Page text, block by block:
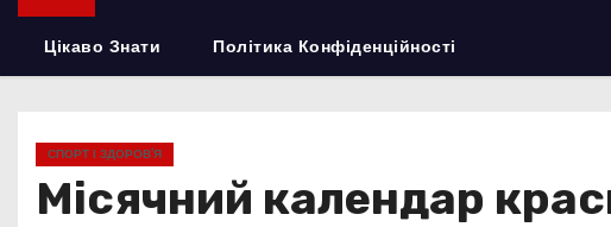
Цікаво Знати Політика Конфіденційності
СПОРТ І ЗДОРОВ’Я
Місячний календар